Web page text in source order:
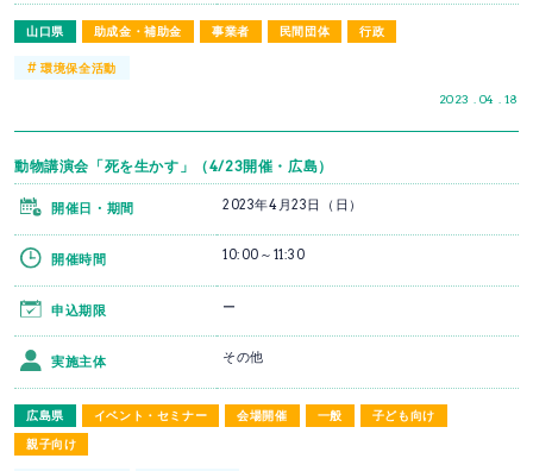
山口県 助成金・補助金 事業者 民間団体 行政
2023 . 04 . 18
#環境保全活動
動物講演会「死を生かす」（4/23開催・広島）
広島県 イベント・セミナー 会場開催 一般
子ども向け
親子向け
開催日・期間 2023年4月23日（日）
開催時間 10:00～11:30
申込期限 ー
実施主体 その他